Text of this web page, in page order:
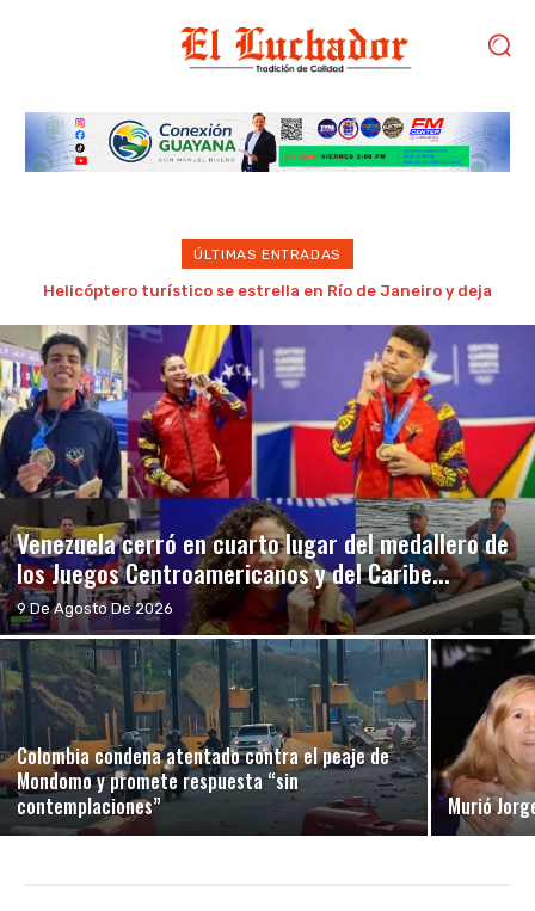
ÚLTIMAS ENTRADAS
Comercio entre Venezuela y Estados Unidos creció 113% en el
Venezuela cerró en cuarto lugar del medallero de
los Juegos Centroamericanos y del Caribe...
9 De Agosto De 2026
Colombia condena atentado contra el peaje de
Mondomo y promete respuesta “sin
contemplaciones”
Murió